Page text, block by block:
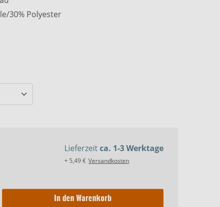
30% Polyester
Lieferzeitca. 1-3 Werktage
+ 5,49 € Versandkosten
In den Warenkorb